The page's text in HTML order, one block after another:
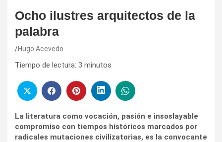
Ocho ilustres arquitectos de la
palabra
Hugo Acevedo
Tiempo de lectura: 3 minutos
La literatura como vocación, pasión e insoslayable
compromiso con tiempos históricos marcados por
radicales mutaciones civilizatorias, es la convocante